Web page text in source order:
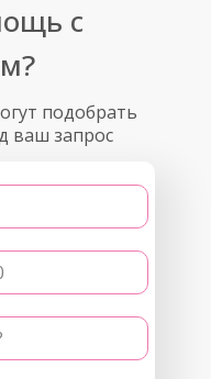
подобрать
ваш запрос
с